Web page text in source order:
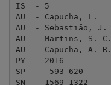
IS  - 5
AU  - Capucha, L.
AU  - Sebastião, J.
AU  - Martins, S. C.
AU  - Capucha, A. R.
PY  - 2016
SP  -  593-620
SN  - 1569-1322